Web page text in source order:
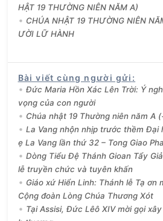
HẬT 19 THƯỜNG NIÊN NĂM A)
CHÚA NHẬT 19 THƯỜNG NIÊN
ƯỜI LỮ HÀNH
Bài viết cùng người gửi :
Đức Maria Hồn Xác Lên Trời: Ý
vọng của con người
Chúa nhật 19 Thường niên năm A
La Vang nhộn nhịp trước thềm Đại
ẹ La Vang lần thứ 32 – Tong Giao
Dòng Tiểu Đệ Thánh Gioan Tẩy
lễ truyền chức và tuyên khấn
Giáo xứ Hiển Linh: Thánh lễ Tạ ơn
Cộng đoàn Lòng Chúa Thương Xót
Tại Assisi, Đức Lêô XIV mời gọi